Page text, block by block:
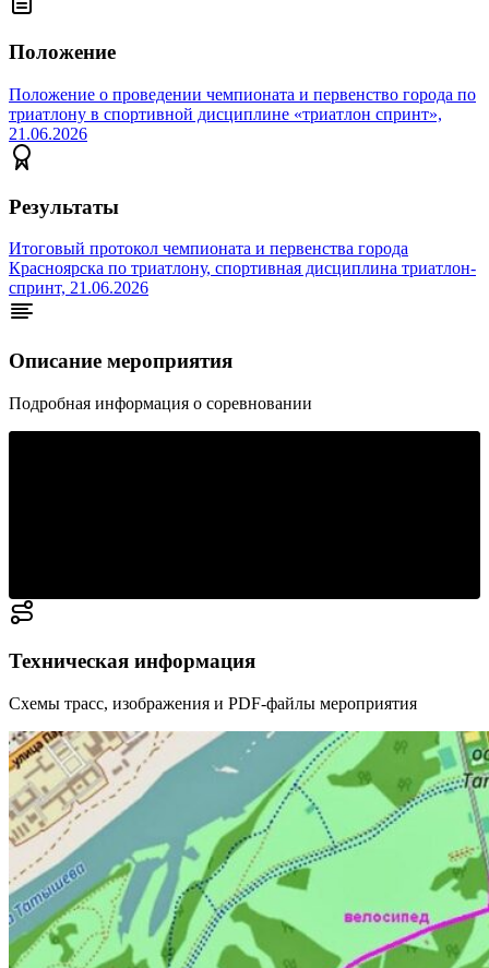
Положение
Положение о проведении чемпионата и первенство города по
триатлону в спортивной дисциплине «триатлон спринт»,
21.06.2026
Результаты
Итоговый протокол чемпионата и первенства города
Красноярска по триатлону, спортивная дисциплина триатлон-
спринт, 21.06.2026
Описание мероприятия
Подробная информация о соревновании
Техническая информация
Схемы трасс, изображения и PDF-файлы мероприятия